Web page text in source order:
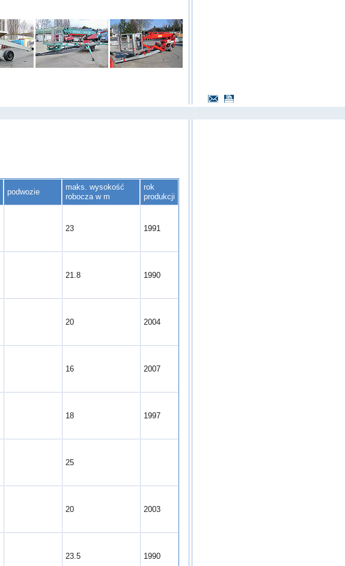
podwozie
maks. wysokość
robocza w m
rok
produkcji
23 1991
21.8 1990
20 2004
16 2007
18 1997
25
20 2003
23.5 1990